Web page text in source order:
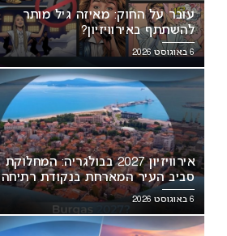
עובר על החוק: מאיזה גיל מותר
להשתתף באירוויזיון?
6 באוגוסט 2026
אירוויזיון 2027 בבולגריה: המחלוקת
סביב העיר המארחת בנקודת רתיחה
6 באוגוסט 2026